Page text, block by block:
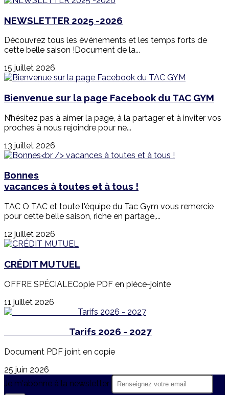
NEWSLETTER 2025 -2026
Découvrez tous les événements et les temps forts de
cette belle saison !Document de la...
15 juillet 2026
Bienvenue sur la page Facebook du TAC GYM
N’hésitez pas à aimer la page, à la partager et à inviter vos
proches à nous rejoindre pour ne...
13 juillet 2026
Bonnes
vacances à toutes et à tous !
TAC O TAC et toute l'équipe du Tac Gym vous remercie
pour cette belle saison, riche en partage,...
12 juillet 2026
CRÉDIT MUTUEL
OFFRE SPÉCIALECopie PDF en pièce-jointe
11 juillet 2026
Tarifs 2026 - 2027
Document PDF joint en copie
25 juin 2026
Je m'abonne à la newsletter